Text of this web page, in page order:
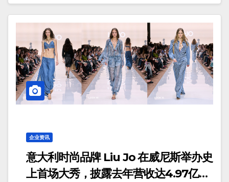
企业资讯
意大利时尚品牌 Liu Jo 在威尼斯举办史
上首场大秀，披露去年营收达4.97亿欧